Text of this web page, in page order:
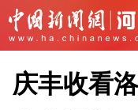
庆丰收看